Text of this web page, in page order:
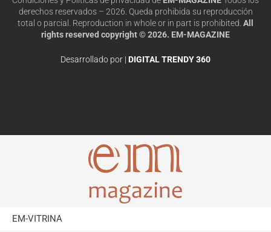
derechos reservados – 2026. Queda prohibida su reproducción
total o parcial. Reproduction in whole or in part is prohibited. All
rights reserved copyright © 2026. EM-MAGAZINE
Desarrollado por | DIGITAL TRENDY 360
EM-VITRINA